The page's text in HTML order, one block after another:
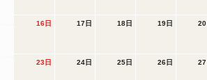
16日 17日 18日 19日 20
23日 24日 25日 26日 27